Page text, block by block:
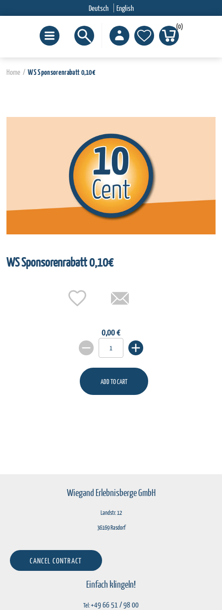
Deutsch English
(0)
Home / WS Sponsorenrabatt 0,10€
WS Sponsorenrabatt 0,10€
0,00 €
ADD TO CART
Wiegand Erlebnisberge GmbH
Landstr. 12
36169 Rasdorf
CANCEL CONTRACT
Einfach klingeln!
Tel:+49 66 51 / 98 00